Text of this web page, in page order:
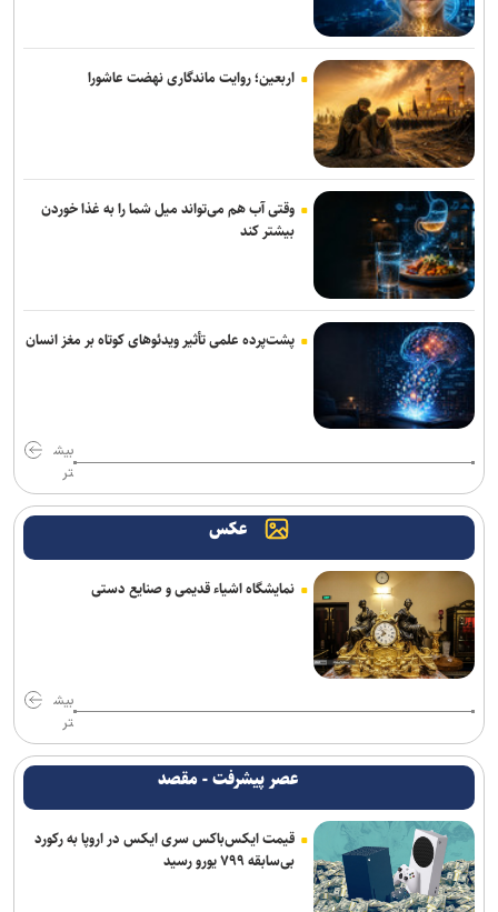
انجام ۲۰ هزار سفر اتوبوسی در طرح اربعین/ ۷ هزار و ۵۵۰ دستگاه
اتوبوس در سراسر کشور به کار گرفته شد
ایران و قرقیزستان بر گسترش همکاری‌های تجاری و معدنی تاکید کردند
بهره گیری حداکثری از ظرفیت موافقت‌نامه تجارت آزاد میان ایران و
اتحادیه اوراسیا
اربعین؛ روایت ماندگاری نهضت عاشورا
وقتی آب هم می‌تواند میل شما را به غذا خوردن
بیشتر کند
پشت‌پرده علمی تأثیر ویدئو‌های کوتاه بر مغز انسان
بیش
تر
عکس
نمایشگاه اشیاء قدیمی و صنایع دستی
بیش
تر
عصر پیشرفت - مقصد
قیمت ایکس‌باکس سری ایکس در اروپا به رکورد
بی‌سابقه ۷۹۹ یورو رسید